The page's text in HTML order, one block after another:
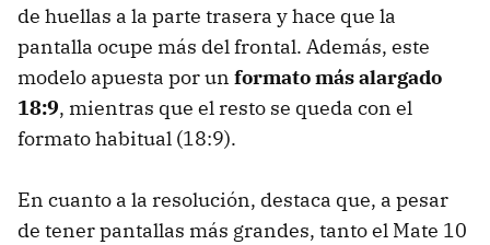
de huellas a la parte trasera y hace que la
pantalla ocupe más del frontal. Además, este
modelo apuesta por un formato más alargado
18:9, mientras que el resto se queda con el
formato habitual (18:9).
En cuanto a la resolución, destaca que, a pesar
de tener pantallas más grandes, tanto el Mate 10